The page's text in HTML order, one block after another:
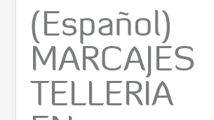
(Español)
MARCAJES
TELLERIA